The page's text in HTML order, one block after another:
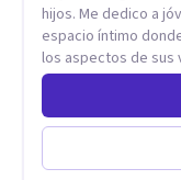
hijos. Me dedico a jóvenes adultos y parejas , brindándoles un
espacio íntimo
los aspectos de sus vidas. Conozco primero a
el caso de niños u adolescentes,
con sus hijos,
universitario y
paralelamente a los
seguridad. Hago terapia de pareja y adultos con método